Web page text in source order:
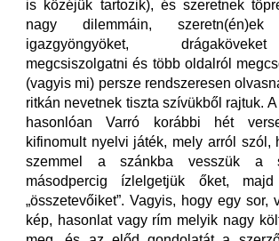
is közéjük tartozik), és szeretnek
nagy dilemmáin,
igazgyöngyöket,
megcsiszolgatni és több oldalról
(vagyis mi) persze rendszeresen
ritkán nevetnek tiszta szívükből rajtuk. A
hasonlóan Varró korábbi hét
kifinomult nyelvi játék, mely arról szól,
szemmel a szánkba vesszük a
másodpercig ízlelgetjük őket,
„összetevőiket”. Vagyis, hogy egy sor,
kép, hasonlat vagy rím melyik nagy